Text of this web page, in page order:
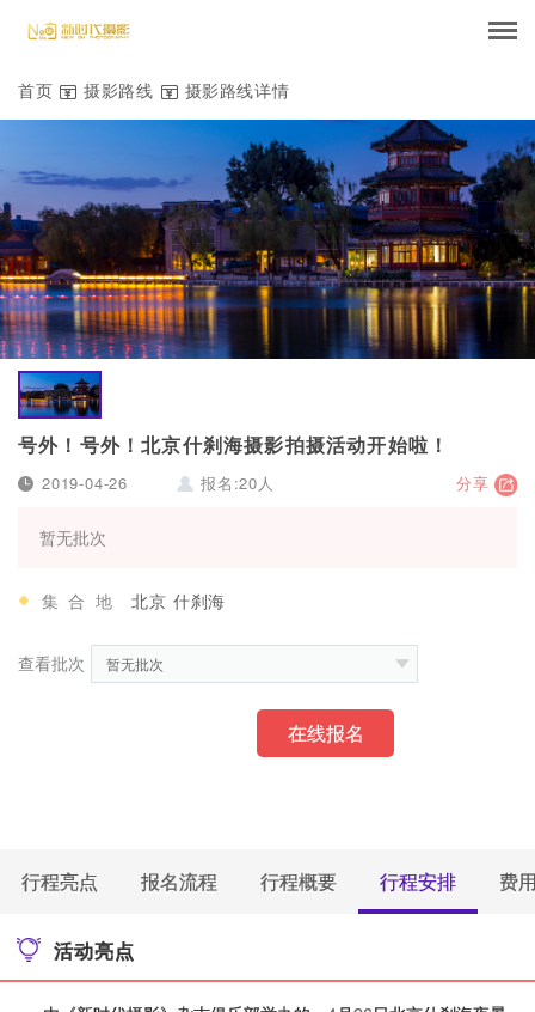
首页  摄影路线  摄影路线详情
号外！号外！北京什刹海摄影拍摄活动开始啦！
2019-04-26 报名:20人 分享
暂无批次
集合地 北京 什刹海
查看批次 暂无批次
在线报名
行程亮点 报名流程 行程概要 行程安排 费
活动亮点